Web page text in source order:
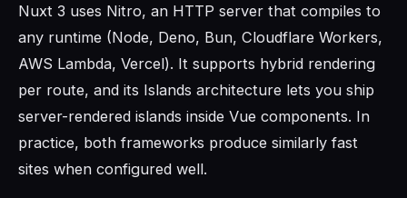
Nuxt 3 uses Nitro, an HTTP server that compiles to
any runtime (Node, Deno, Bun, Cloudflare Workers,
AWS Lambda, Vercel). It supports hybrid rendering
per route, and its Islands architecture lets you ship
server-rendered islands inside Vue components. In
practice, both frameworks produce similarly fast
sites when configured well.